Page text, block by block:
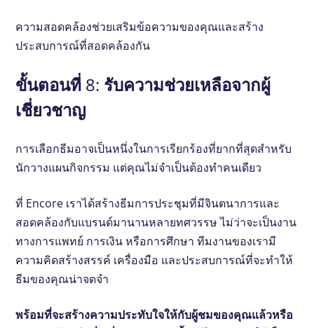
ความสอดคล้องช่วยเสริมข้อความของคุณและสร้าง
ประสบการณ์ที่สอดคล้องกัน
ขั้นตอนที่ 8: รับความช่วยเหลือจากผู้
เชี่ยวชาญ
การเลือกธีมอาจเป็นหนึ่งในการเรียกร้องที่ยากที่สุดสําหรับ
นักวางแผนกิจกรรม แต่คุณไม่จําเป็นต้องทําคนเดียว
ที่ Encore เราได้สร้างธีมการประชุมที่มีจินตนาการและ
สอดคล้องกับแบรนด์มานานหลายทศวรรษ ไม่ว่าจะเป็นงาน
ทางการแพทย์ การเงิน หรือการศึกษา ทีมงานของเรามี
ความคิดสร้างสรรค์ เครื่องมือ และประสบการณ์ที่จะทําให้
ธีมของคุณน่าจดจํา
พร้อมที่จะสร้างความประทับใจให้กับผู้ชมของคุณแล้วหรือ